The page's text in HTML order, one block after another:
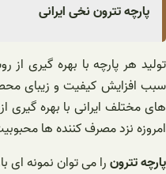
پارچه تترون نخی ایرانی
تولید هر پارچه با بهره گیری
سبب افزایش کیفیت و زیبای
های مختلف ایرانی با بهره گیری
امروزه نزد مصرف کننده ها
پارچه تترونرا می توان نمونه ای